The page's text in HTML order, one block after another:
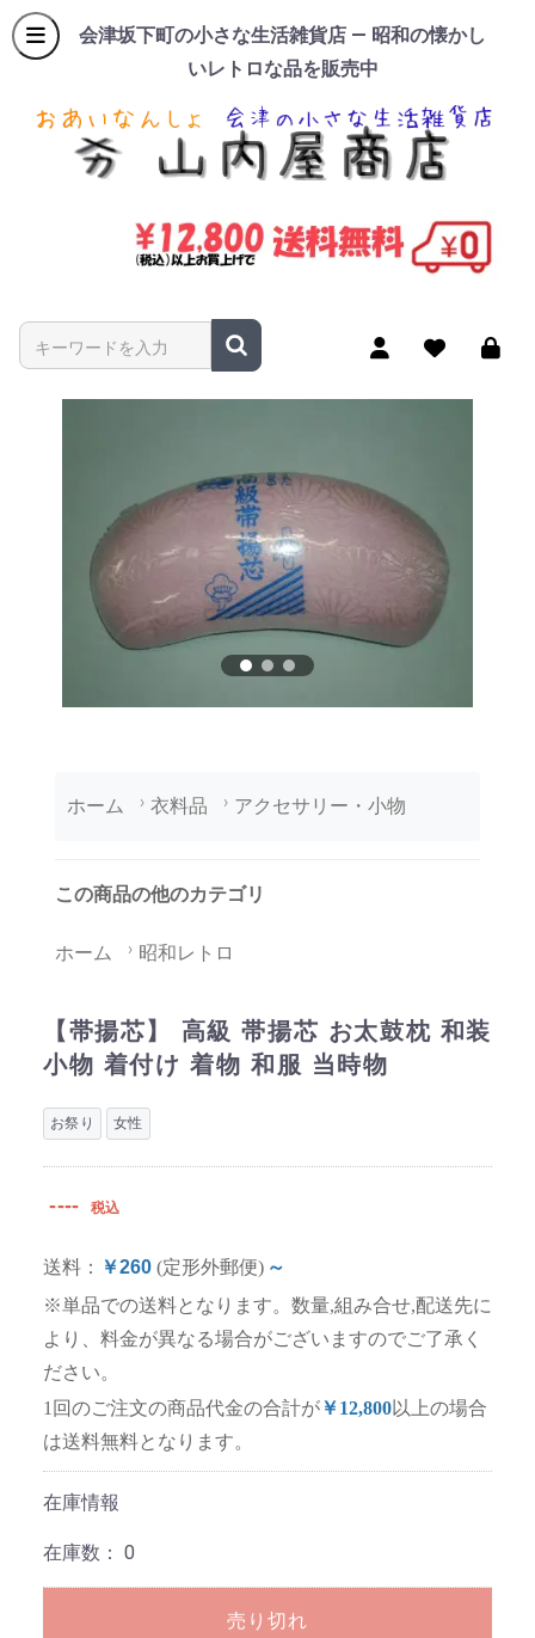
会津坂下町の小さな生活雑貨店 — 昭和の懐かし
いレトロな品を販売中
商品名やキーワードを入力
ホーム 衣料品 アクセサリー・小物
この商品の他のカテゴリ
ホーム 昭和レトロ
【帯揚芯】 高級 帯揚芯 お太鼓枕 和装
小物 着付け 着物 和服 当時物
お祭り 女性
---- 税込
送料： ￥260 (定形外郵便) ～
※単品での送料となります。数量,組み合せ,配送先に
より、料金が異なる場合がございますのでご了承く
ださい。
1回のご注文の商品代金の合計が￥12,800以上の場合
は送料無料となります。
在庫情報
在庫数： 0
売り切れ